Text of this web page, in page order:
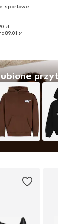
sportowe
zł
89,01 zł